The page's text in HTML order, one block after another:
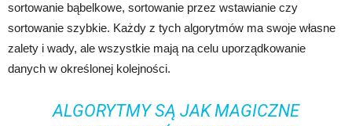
sortowanie bąbelkowe, sortowanie przez wstawianie czy
sortowanie szybkie. Każdy z tych algorytmów ma swoje własne
zalety i wady, ale wszystkie mają na celu uporządkowanie
danych w określonej kolejności.
ALGORYTMY SĄ JAK MAGICZNE